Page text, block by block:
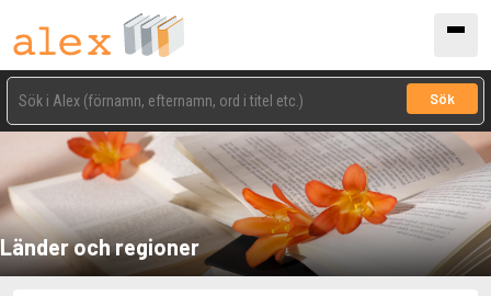
Sök
Länder och regioner